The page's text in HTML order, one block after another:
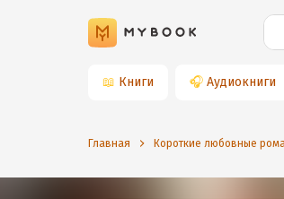
📖 Книги 🎧 Аудиокниги
Главная Короткие любовные